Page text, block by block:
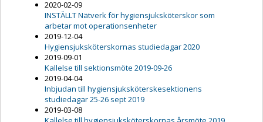
2020-02-09
INSTÄLLT Nätverk för hygiensjuksköterskor som
arbetar mot operationsenheter
2019-12-04
Hygiensjuksköterskornas studiedagar 2020
2019-09-01
Kallelse till sektionsmöte 2019-09-26
2019-04-04
Inbjudan till hygiensjuksköterskesektionens
studiedagar 25-26 sept 2019
2019-03-08